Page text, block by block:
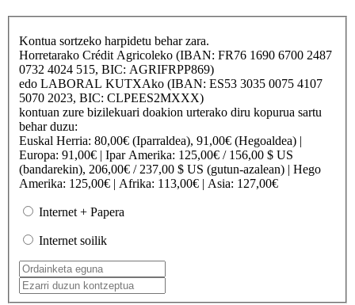
Kontua sortzeko harpidetu behar zara.
Horretarako Crédit Agricoleko (IBAN: FR76 1690 6700 2487
0732 4024 515, BIC: AGRIFRPP869)
edo LABORAL KUTXAko (IBAN: ES53 3035 0075 4107
5070 2023, BIC: CLPEES2MXXX)
kontuan zure bizilekuari doakion urterako diru kopurua sartu
behar duzu:
Euskal Herria: 80,00€ (Iparraldea), 91,00€ (Hegoaldea) |
Europa: 91,00€ | Ipar Amerika: 125,00€ / 156,00 $ US
(bandarekin), 206,00€ / 237,00 $ US (gutun-azalean) | Hego
Amerika: 125,00€ | Afrika: 113,00€ | Asia: 127,00€
Internet + Papera
Internet soilik